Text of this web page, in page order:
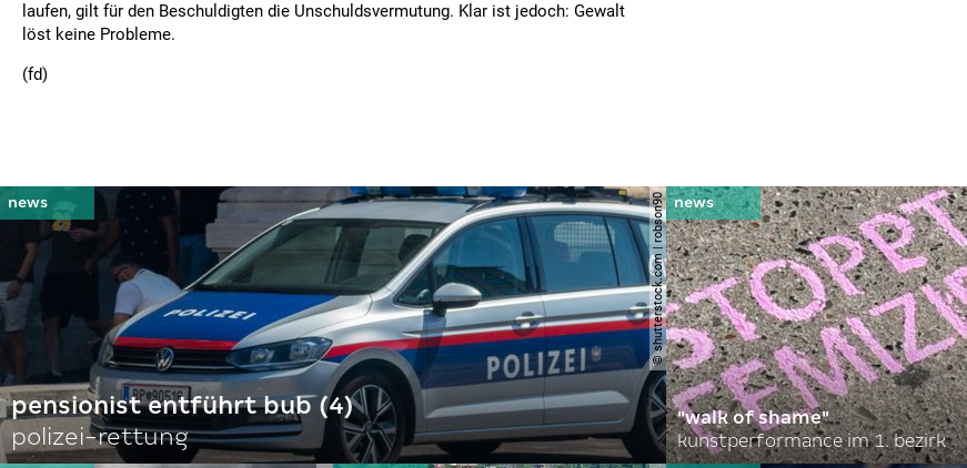
laufen, gilt für den Beschuldigten die Unschuldsvermutung. Klar ist jedoch: Gewalt
löst keine Probleme.
(fd)
© shutterstock.com | robson90
pensionist entführt bub (4)
polizei-rettung
"walk of shame"
kunstperformance im 1. bezirk